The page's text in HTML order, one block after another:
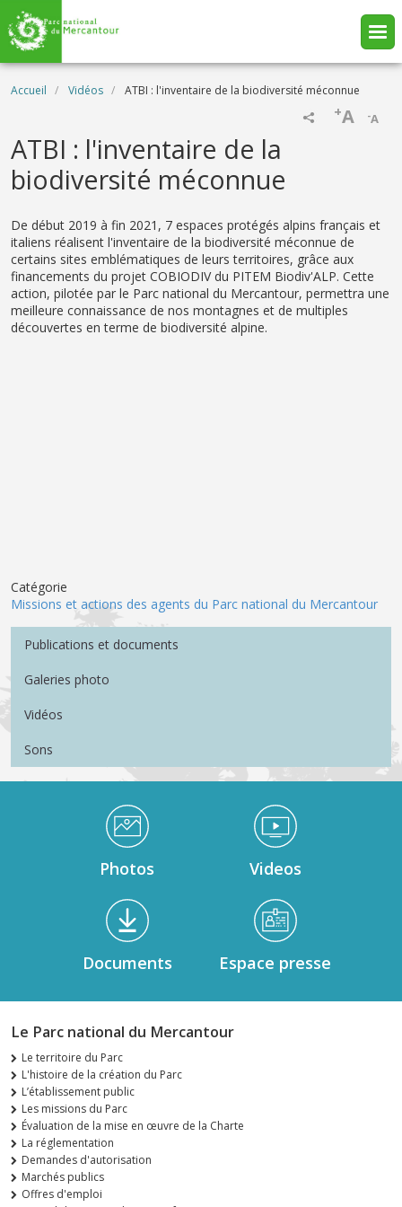
Aller au contenu principal
Fil d'Ariane
Accueil Vidéos ATBI : l'inventaire de la biodiversité méconnue
-A
+A
Name
ATBI : l'inventaire de la
biodiversité méconnue
Description
De début 2019 à fin 2021, 7 espaces protégés alpins français et
italiens réalisent l'inventaire de la biodiversité méconnue de
certains sites emblématiques de leurs territoires, grâce aux
financements du projet COBIODIV du PITEM Biodiv'ALP. Cette
action, pilotée par le Parc national du Mercantour, permettra une
meilleure connaissance de nos montagnes et de multiples
découvertes en terme de biodiversité alpine.
Catégorie
Missions et actions des agents du Parc national du Mercantour
Menu Médiathèque
Publications et documents
Galeries photo
Vidéos
Sons
Médiathèque Footer
Photos Videos
Documents Espace presse
Le Parc national du Mercantour
Le territoire du Parc
L'histoire de la création du Parc
L’établissement public
Les missions du Parc
Évaluation de la mise en œuvre de la Charte
La réglementation
Demandes d'autorisation
Marchés publics
Offres d'emploi